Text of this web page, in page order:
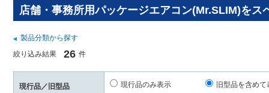
店舗・事務所用パッケージエアコン(Mr.SLIM)をス
製品分類から探す
絞り込み結果
26 件
現行品／旧型品 現行品のみ表示 旧型品を含めて